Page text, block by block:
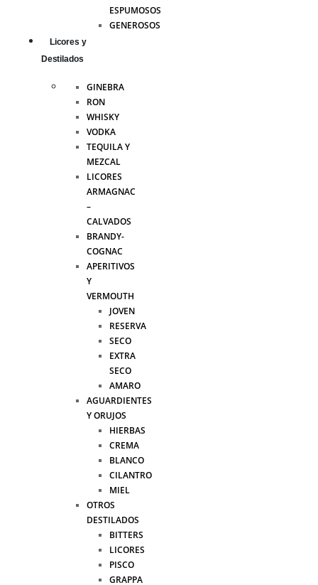
ESPUMOSOS
GENEROSOS
Licores y
Destilados
GINEBRA
RON
WHISKY
VODKA
TEQUILA Y
MEZCAL
LICORES
ARMAGNAC
–
CALVADOS
BRANDY-
COGNAC
APERITIVOS
Y
VERMOUTH
JOVEN
RESERVA
SECO
EXTRA
SECO
AMARO
AGUARDIENTES
Y ORUJOS
HIERBAS
CREMA
BLANCO
CILANTRO
MIEL
OTROS
DESTILADOS
BITTERS
LICORES
PISCO
GRAPPA